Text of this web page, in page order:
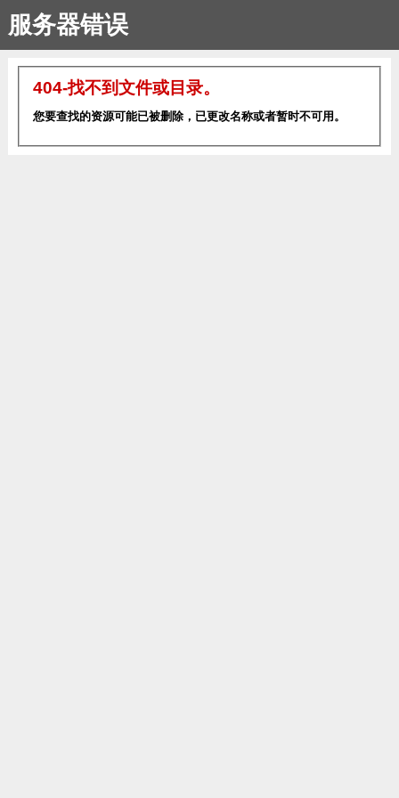
服务器错误
404-找不到文件或目录。
您要查找的资源可能已被删除，已更改名称或者暂时不可用。